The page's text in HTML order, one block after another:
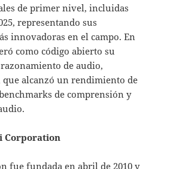
de primer nivel, incluidas
representando sus
innovadoras en el campo. En
como código abierto su
de audio,
que alcanzó un rendimiento de
de comprensión y
Corporation
fue fundada en abril de 2010 y